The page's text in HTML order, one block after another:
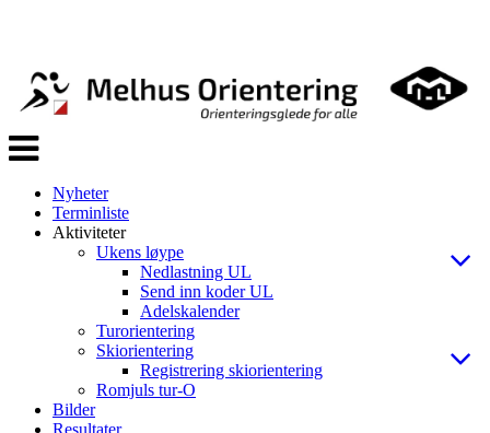
Veksle
navigasjon
Nyheter
Terminliste
Aktiviteter
Ukens løype
Nedlastning UL
Send inn koder UL
Adelskalender
Turorientering
Skiorientering
Registrering skiorientering
Romjuls tur-O
Bilder
Resultater